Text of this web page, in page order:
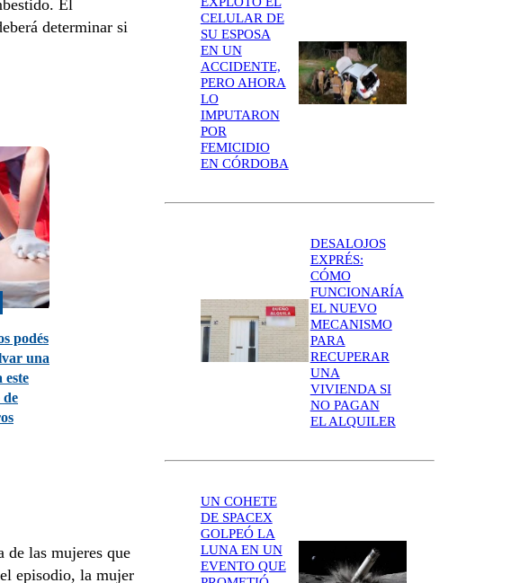
El
determinar si
podés
una
este
de las mujeres que
episodio, la mujer
CELULAR DE
SU ESPOSA
EN UN
ACCIDENTE,
PERO AHORA
LO
IMPUTARON
POR
FEMICIDIO
EN CÓRDOBA
DESALOJOS
EXPRÉS:
CÓMO
FUNCIONARÍA
EL NUEVO
MECANISMO
PARA
RECUPERAR
UNA
VIVIENDA SI
NO PAGAN
EL ALQUILER
UN COHETE
DE SPACEX
GOLPEÓ LA
LUNA EN UN
EVENTO QUE